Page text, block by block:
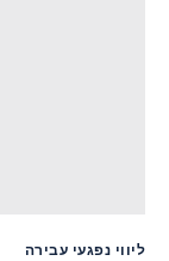
ליווי נפגעי עבירה